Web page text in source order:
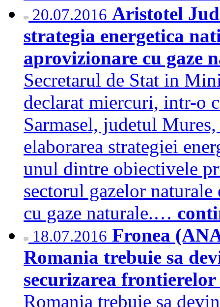
20.07.2016 Aristotel
strategia energetica
aprovizionare cu gaze
Secretarul de Stat in
declarat miercuri, intr-o
Sarmasel, judetul
elaborarea strategiei
unul dintre obiectivele
sectorul gazelor
cu gaze naturale.…
18.07.2016 Fronea
Romania trebuie sa
securizarea
Romania trebuie sa